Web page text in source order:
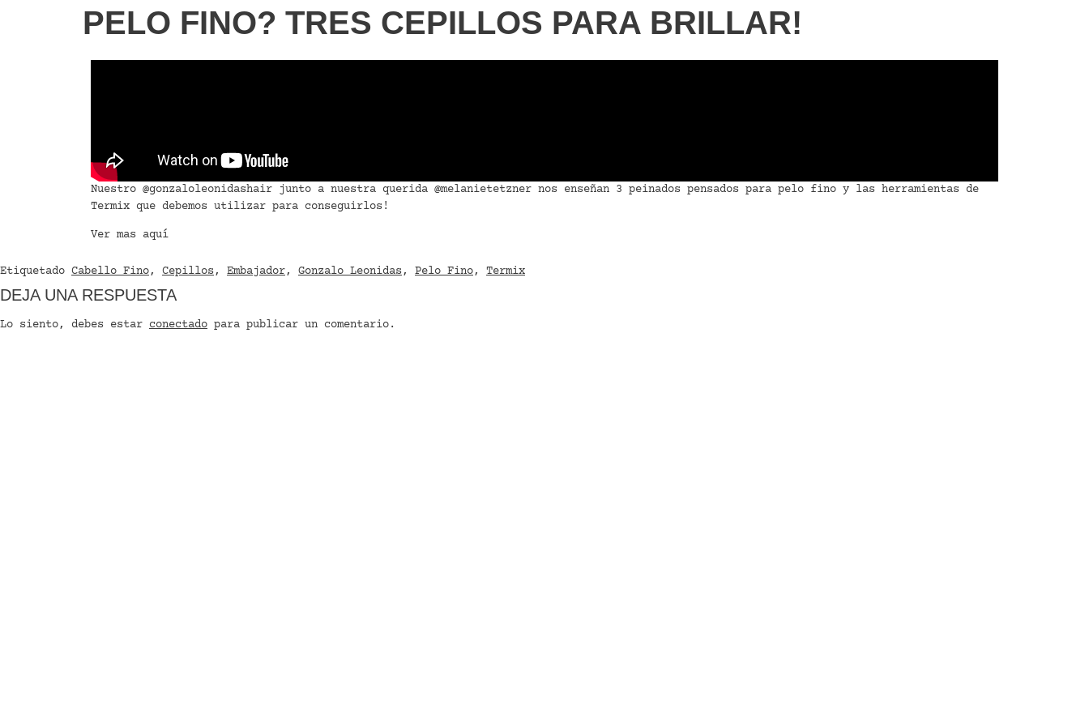
PELO FINO? TRES CEPILLOS PARA BRILLAR!
Nuestro @gonzaloleonidashair junto a nuestra querida @melanietetzner nos enseñan 3 peinados pensados para pelo fino y las herramientas de
Termix que debemos utilizar para conseguirlos!
Ver mas aquí
Etiquetado Cabello Fino, Cepillos, Embajador, Gonzalo Leonidas, Pelo Fino, Termix
DEJA UNA RESPUESTA
Lo siento, debes estar conectado para publicar un comentario.